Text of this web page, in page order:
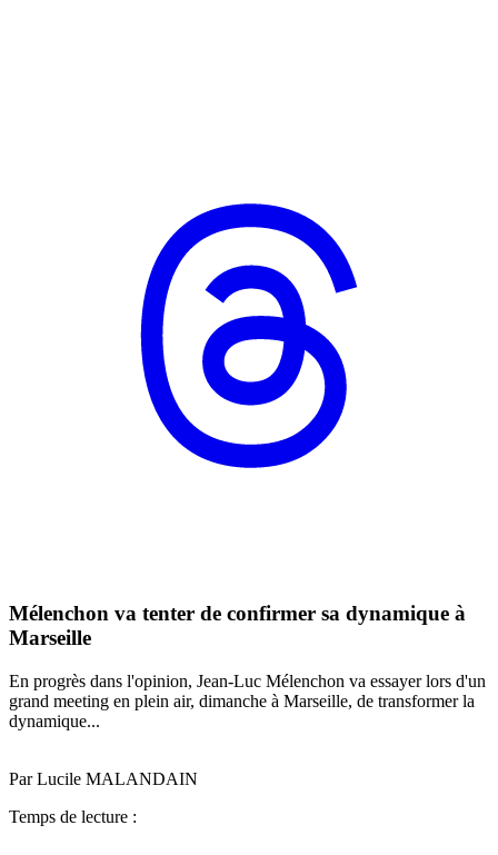
Mélenchon va tenter de confirmer sa dynamique à
Marseille
En progrès dans l'opinion, Jean-Luc Mélenchon va essayer lors d'un
grand meeting en plein air, dimanche à Marseille, de transformer la
dynamique...
Par Lucile MALANDAIN
Temps de lecture :